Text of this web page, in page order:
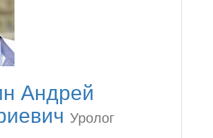
Андрей
Уролог